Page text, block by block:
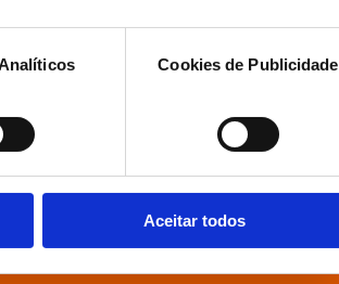
Cookies de Publicidade
Aceitar todos
específico?